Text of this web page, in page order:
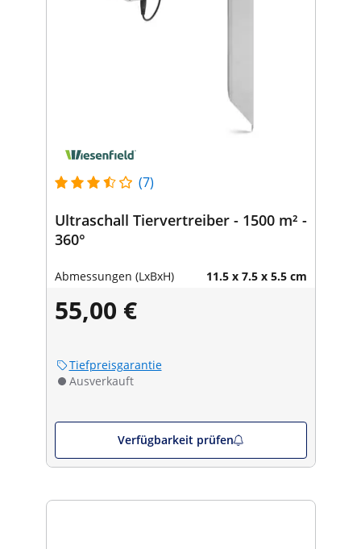
(7)
Ultraschall Tiervertreiber - 1500 m² -
360°
Abmessungen (LxBxH) 11.5 x 7.5 x 5.5 cm
55,00 €
Tiefpreisgarantie
Ausverkauft
Verfügbarkeit prüfen